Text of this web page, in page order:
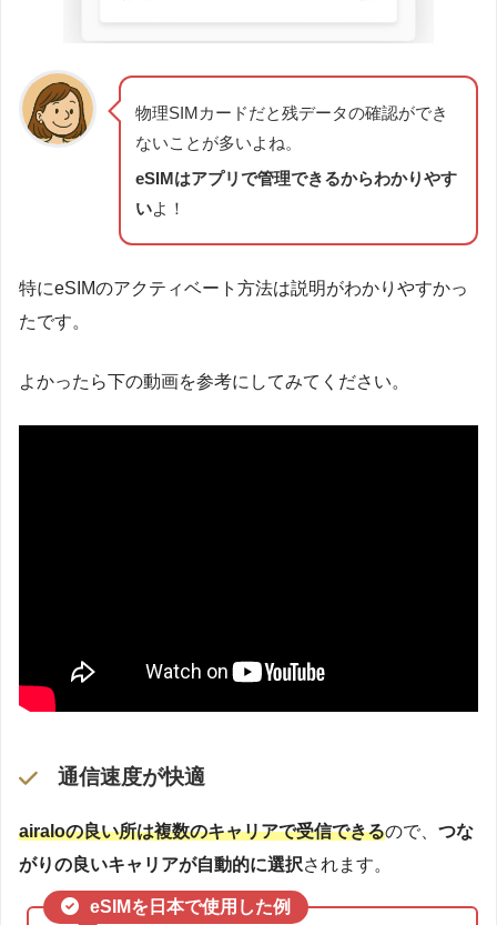
物理SIMカードだと残データの確認ができ
ないことが多いよね。
eSIMはアプリで管理できるからわかりやす
いよ！
特にeSIMのアクティベート方法は説明がわかりやすかっ
たです。
よかったら下の動画を参考にしてみてください。
通信速度が快適
airaloの良い所は複数のキャリアで受信できるので、 つな
がりの良いキャリアが自動的に選択されます。
eSIMを日本で使用した例